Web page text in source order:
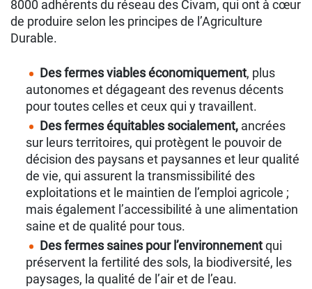
8000 adhérents du réseau des Civam, qui ont à cœur
de produire selon les principes de l’Agriculture
Durable.
Des fermes viables économiquement, plus
autonomes et dégageant des revenus décents
pour toutes celles et ceux qui y travaillent.
Des fermes équitables socialement, ancrées
sur leurs territoires, qui protègent le pouvoir de
décision des paysans et paysannes et leur qualité
de vie, qui assurent la transmissibilité des
exploitations et le maintien de l’emploi agricole ;
mais également l’accessibilité à une alimentation
saine et de qualité pour tous.
Des fermes saines pour l’environnementqui
préservent la fertilité des sols, la biodiversité, les
paysages, la qualité de l’air et de l’eau.